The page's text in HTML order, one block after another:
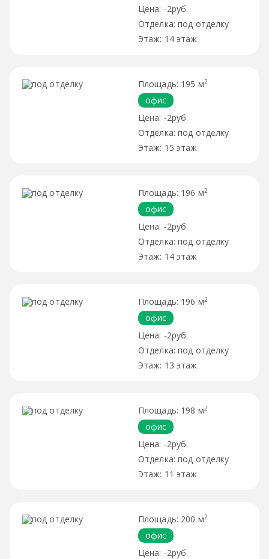
-2руб.
под отделку
14 этаж
195 м2
офис
-2руб.
под отделку
15 этаж
196 м2
офис
-2руб.
под отделку
14 этаж
196 м2
офис
-2руб.
под отделку
13 этаж
198 м2
офис
-2руб.
под отделку
11 этаж
200 м2
офис
-2руб.